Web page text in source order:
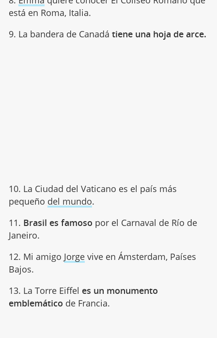
está en Roma, Italia.
9. La bandera de Canadá tiene una hoja de arce.
10. La Ciudad del Vaticano es el país más
pequeño del mundo.
11. Brasil es famoso por el Carnaval de Río de
Janeiro.
12. Mi amigo Jorgevive en Ámsterdam, Países
Bajos.
13. La Torre Eiffel es un monumento
emblemático de Francia.